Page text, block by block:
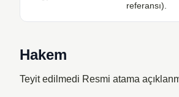
referansı).
Hakem
Teyit edilmedi Resmi atama